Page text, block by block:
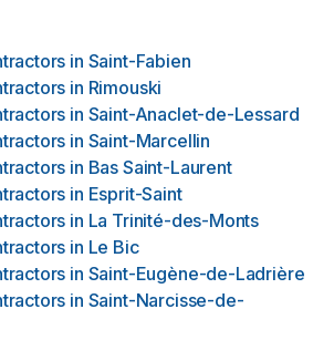
in Saint-Fabien
in Rimouski
in Saint-Anaclet-de-Lessard
in Saint-Marcellin
in Bas Saint-Laurent
in Esprit-Saint
in La Trinité-des-Monts
in Le Bic
in Saint-Eugène-de-Ladrière
in Saint-Narcisse-de-